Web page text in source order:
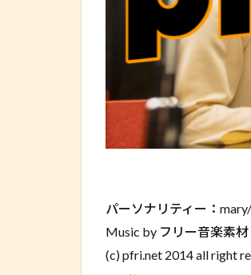
パーソナリティー：
Music by フリー音楽素
(c) pfri.net 2014 all right